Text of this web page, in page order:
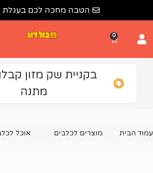
הטבה מחכה לכם בעגלת הקניות
בקניית שק מזון קבלו חטיף
לכלבים אוכל לכלבים - מזון לכלבים